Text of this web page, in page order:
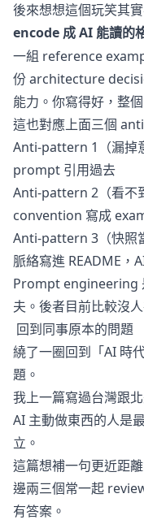
後來想想這個玩笑其
encode 成 AI 能讀的
一組 reference
份 architecture
能力。你寫得好，整
這也對應上面三個
Anti-pattern 1（漏掉
prompt 引用過去
Anti-pattern 2（看不
convention 寫成
Anti-pattern 3（快照
脈絡寫進 README，
Prompt engineering
夫。後者目前比較沒
回到同事原本的問題
繞了一圈回到「AI 時
題。
我上一篇寫過台灣跟
AI 主動做東西的人是
立。
這篇想補一句更近距
邊兩三個常一起
有答案。